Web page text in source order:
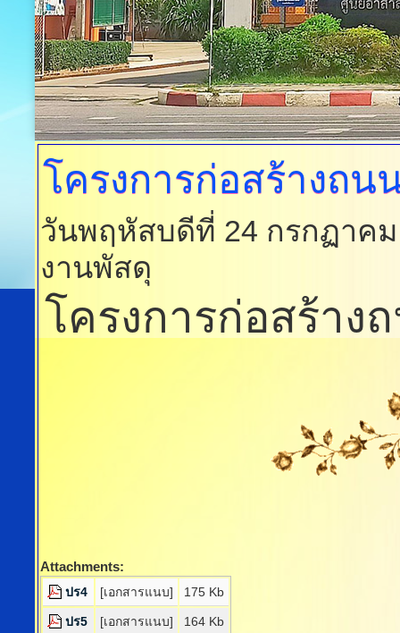
โครงการก่อสร้างถน
วันพฤหัสบดีที่ 24 กรกฏาคม
งานพัสดุ
โครงการก่อสร้า
Attachments:
ปร4 [เอกสารแนบ] 175 Kb
ปร5 [เอกสารแนบ] 164 Kb